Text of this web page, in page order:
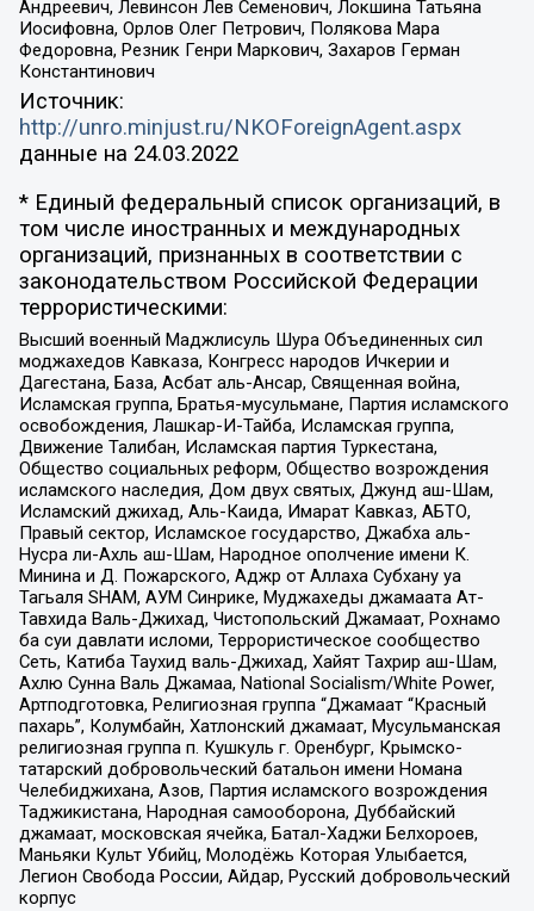
Андреевич, Левинсон Лев Семенович, Локшина Татьяна
Иосифовна, Орлов Олег Петрович, Полякова Мара
Федоровна, Резник Генри Маркович, Захаров Герман
Константинович
Источник:
http://unro.minjust.ru/NKOForeignAgent.aspx
данные на 24.03.2022
* Единый федеральный список организаций, в
том числе иностранных и международных
организаций, признанных в соответствии с
законодательством Российской Федерации
террористическими:
Высший военный Маджлисуль Шура Объединенных сил
моджахедов Кавказа, Конгресс народов Ичкерии и
Дагестана, База, Асбат аль-Ансар, Священная война,
Исламская группа, Братья-мусульмане, Партия исламского
освобождения, Лашкар-И-Тайба, Исламская группа,
Движение Талибан, Исламская партия Туркестана,
Общество социальных реформ, Общество возрождения
исламского наследия, Дом двух святых, Джунд аш-Шам,
Исламский джихад, Аль-Каида, Имарат Кавказ, АБТО,
Правый сектор, Исламское государство, Джабха аль-
Нусра ли-Ахль аш-Шам, Народное ополчение имени К.
Минина и Д. Пожарского, Аджр от Аллаха Субхану уа
Тагьаля SHAM, АУМ Синрике, Муджахеды джамаата Ат-
Тавхида Валь-Джихад, Чистопольский Джамаат, Рохнамо
ба суи давлати исломи, Террористическое сообщество
Сеть, Катиба Таухид валь-Джихад, Хайят Тахрир аш-Шам,
Ахлю Сунна Валь Джамаа, National Socialism/White Power,
Артподготовка, Религиозная группа “Джамаат “Красный
пахарь”, Колумбайн, Хатлонский джамаат, Мусульманская
религиозная группа п. Кушкуль г. Оренбург, Крымско-
татарский добровольческий батальон имени Номана
Челебиджихана, Азов, Партия исламского возрождения
Таджикистана, Народная самооборона, Дуббайский
джамаат, московская ячейка, Батал-Хаджи Белхороев,
Маньяки Культ Убийц, Молодёжь Которая Улыбается,
Легион Свобода России, Айдар, Русский добровольческий
корпус